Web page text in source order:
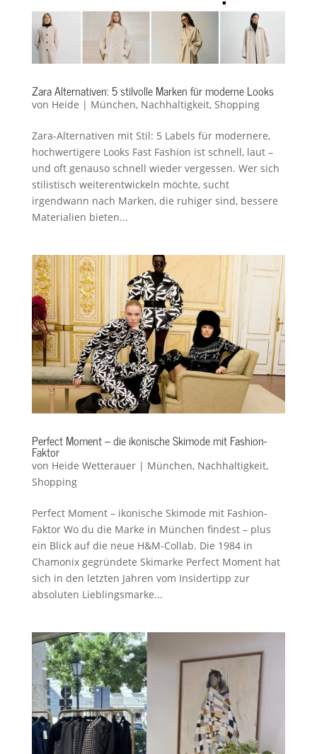
Zara Alternativen: 5 stilvolle Marken für moderne Looks
von Heide | München, Nachhaltigkeit, Shopping
Zara-Alternativen mit Stil: 5 Labels für modernere,
hochwertigere Looks Fast Fashion ist schnell, laut –
und oft genauso schnell wieder vergessen. Wer sich
stilistisch weiterentwickeln möchte, sucht
irgendwann nach Marken, die ruhiger sind, bessere
Materialien bieten...
Perfect Moment – die ikonische Skimode mit Fashion-
Faktor
von Heide Wetterauer| München, Nachhaltigkeit,
Shopping
Perfect Moment – ikonische Skimode mit Fashion-
Faktor Wo du die Marke in München findest – plus
ein Blick auf die neue H&M-Collab. Die 1984 in
Chamonix gegründete Skimarke Perfect Moment hat
sich in den letzten Jahren vom Insidertipp zur
absoluten Lieblingsmarke...